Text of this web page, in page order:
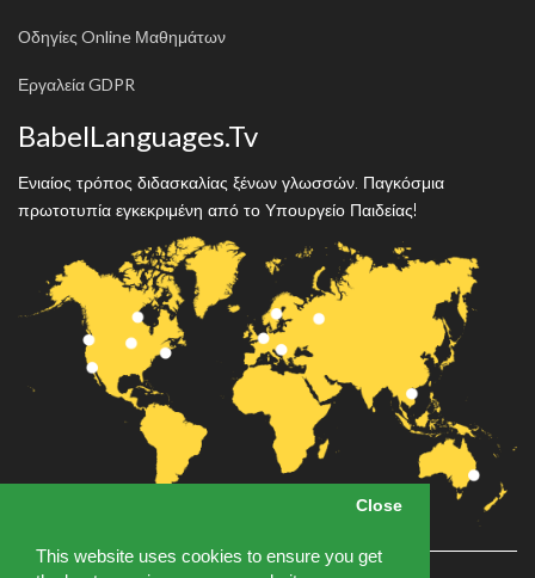
This website uses cookies to ensure you get
Close
This website uses cookies to ensure you get
Close
Οδηγίες Online Μαθημάτων
Εργαλεία GDPR
BabelLanguages.Tv
Ενιαίος τρόπος διδασκαλίας ξένων γλωσσών. Παγκόσμια
πρωτοτυπία εγκεκριμένη από το Υπουργείο Παιδείας!